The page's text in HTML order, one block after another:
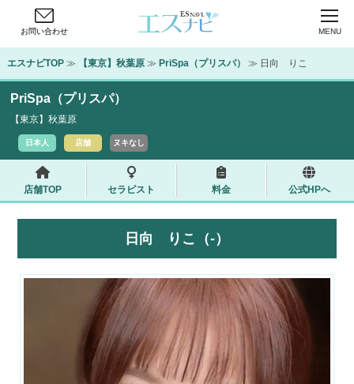
お問い合わせ MENU
エスナビTOP ≫ 【東京】秋葉原 ≫ PriSpa（プリスパ） ≫ 日向　りこ
PriSpa（プリスパ）
【東京】秋葉原
日本人 店舗 ヌキなし
店舗TOP セラピスト 料金 公式HPへ
日向 りこ（-）